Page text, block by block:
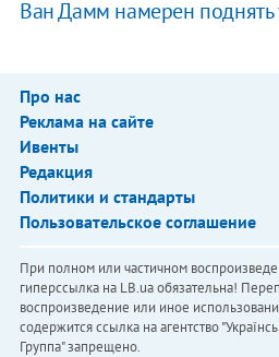
Ван Дамм намерен поднять
Про нас
Реклама на сайте
Ивенты
Редакция
Политики и стандарты
Пользовательское соглашение
При полном или частичном
гиперссылка на LB.ua обязательна!
воспроизведение или иное
содержится ссылка на агентство
Группа" запрещено.